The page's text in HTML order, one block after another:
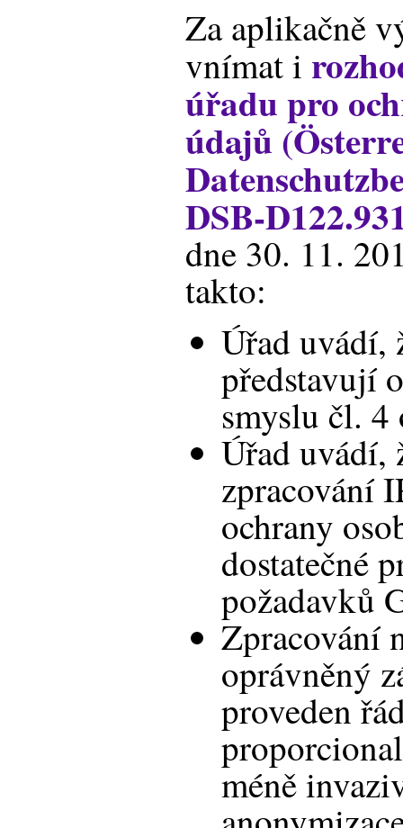
Za aplikačně
vnímat i
úřadu pro
údajů
DSB-
dne 30. 11.
takto:
Úřad uvádí,
představují
smyslu čl. 4
Úřad uvádí,
zpracování
ochrany
dostatečné
požadavků
Zpracování
oprávněný
proveden
méně